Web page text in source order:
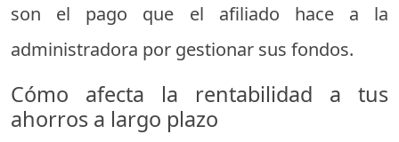
son el pago que el afiliado hace a la
administradora por gestionar sus fondos.
Cómo afecta la rentabilidad a tus
ahorros a largo plazo